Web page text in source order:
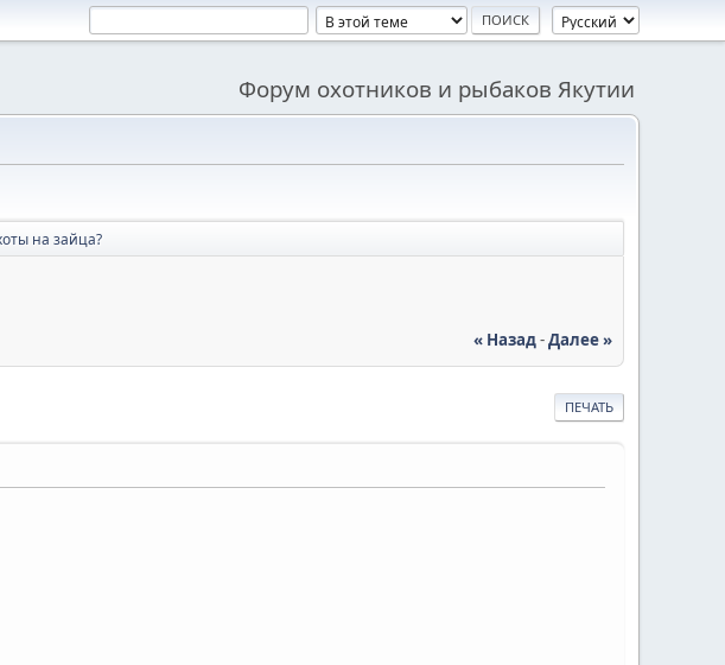
Форум охотников и рыбаков Якутии
на зайца?
« Назад-Далее »
ПЕЧАТЬ